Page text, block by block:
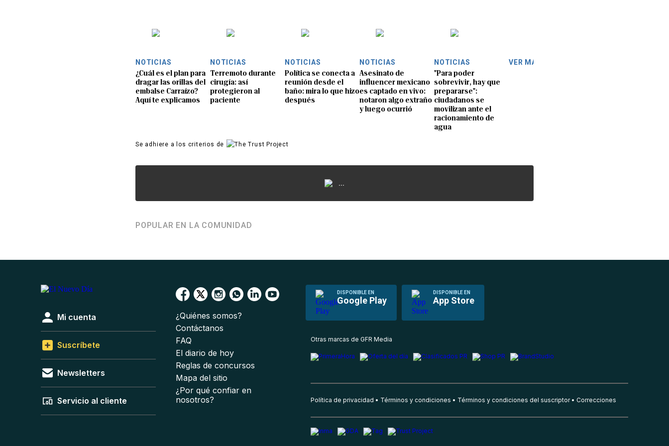
NOTICIAS
¿Cuál es el plan para
dragar las orillas del
embalse Carraízo?
Aquí te explicamos
NOTICIAS
Terremoto durante
cirugía: así
protegieron al
paciente
NOTICIAS
Política se conecta a
reunión desde el
baño: mira lo que hizo
después
NOTICIAS
Asesinato de
influencer mexicano
es captado en vivo:
notaron algo extraño
y luego ocurrió
NOTICIAS
"Para poder
sobrevivir, hay que
prepararse":
ciudadanos se
movilizan ante el
racionamiento de
agua
VER MÁS
Se adhiere a los criterios de
...
POPULAR EN LA COMUNIDAD
DISPONIBLE EN
Google Play
DISPONIBLE EN
App Store
Mi cuenta
Suscríbete
Newsletters
Servicio al cliente
¿Quiénes somos?
Contáctanos
FAQ
El diario de hoy
Reglas de concursos
Mapa del sitio
¿Por qué confiar en
nosotros?
Otras marcas de GFR Media
Política de privacidad Términos y condiciones Términos y condiciones del suscriptor Correcciones